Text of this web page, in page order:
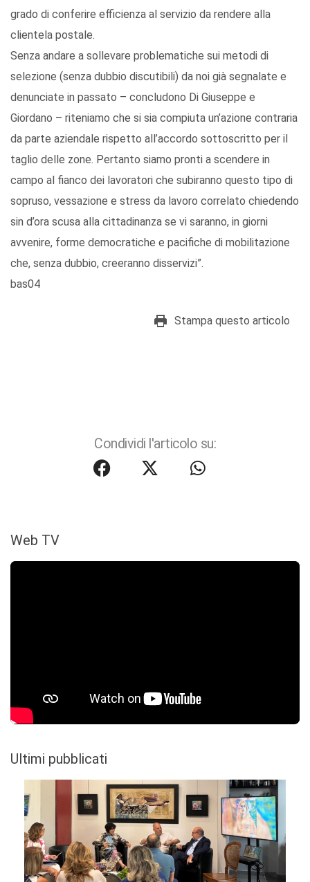
grado di conferire efficienza al servizio da rendere alla
clientela postale.
Senza andare a sollevare problematiche sui metodi di
selezione (senza dubbio discutibili) da noi già segnalate e
denunciate in passato – concludono Di Giuseppe e
Giordano – riteniamo che si sia compiuta un’azione contraria
da parte aziendale rispetto all’accordo sottoscritto per il
taglio delle zone. Pertanto siamo pronti a scendere in
campo al fianco dei lavoratori che subiranno questo tipo di
sopruso, vessazione e stress da lavoro correlato chiedendo
sin d’ora scusa alla cittadinanza se vi saranno, in giorni
avvenire, forme democratiche e pacifiche di mobilitazione
che, senza dubbio, creeranno disservizi”.
bas04
Stampa questo articolo
Condividi l'articolo su:
Web TV
Ultimi pubblicati